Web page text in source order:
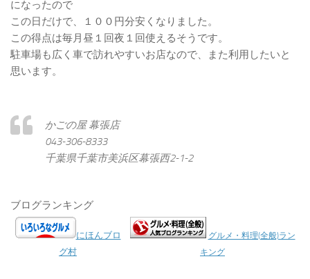
になったので
この日だけで、１００円分安くなりました。
この得点は毎月昼１回夜１回使えるそうです。
駐車場も広く車で訪れやすいお店なので、また利用したいと
思います。
かごの屋 幕張店
043-306-8333
千葉県千葉市美浜区幕張西2-1-2
ブログランキング
にほんブロ
グ村
グルメ・料理(全般)ラン
キング